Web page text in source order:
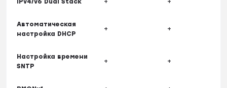
IPv4/v6 Dual Stack + +
Автоматическая
настройка DHCP
+ +
Настройка времени
SNTP
+ +